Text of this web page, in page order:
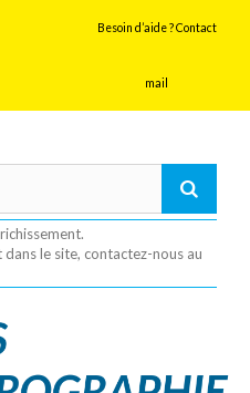
Besoin d’aide ? Contact
mail
le site, contactez-nous au